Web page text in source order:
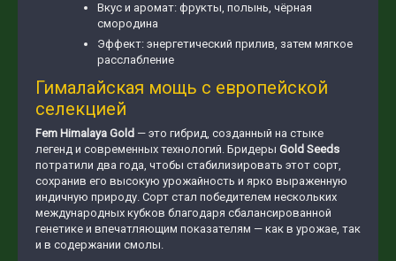
Вкус и аромат: фрукты, полынь, чёрная
смородина
Эффект: энергетический прилив, затем мягкое
расслабление
Гималайская мощь с европейской
селекцией
Fem Himalaya Gold — это гибрид, созданный на стыке
легенд и современных технологий. Бридеры Gold Seeds
потратили два года, чтобы стабилизировать этот сорт,
сохранив его высокую урожайность и ярко выраженную
индичную природу. Сорт стал победителем нескольких
международных кубков благодаря сбалансированной
генетике и впечатляющим показателям — как в урожае, так
и в содержании смолы.